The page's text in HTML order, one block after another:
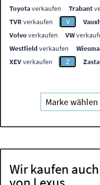
Toyotaverkaufen Trabant
TVR verkaufen V
Volvoverkaufen VW
Westfieldverkaufen
XEVverkaufen Z
Wir kaufen